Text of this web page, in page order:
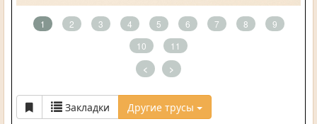
1 2 3 4 5 6 7 8
9
10
11
< >
Закладки Другие трусы